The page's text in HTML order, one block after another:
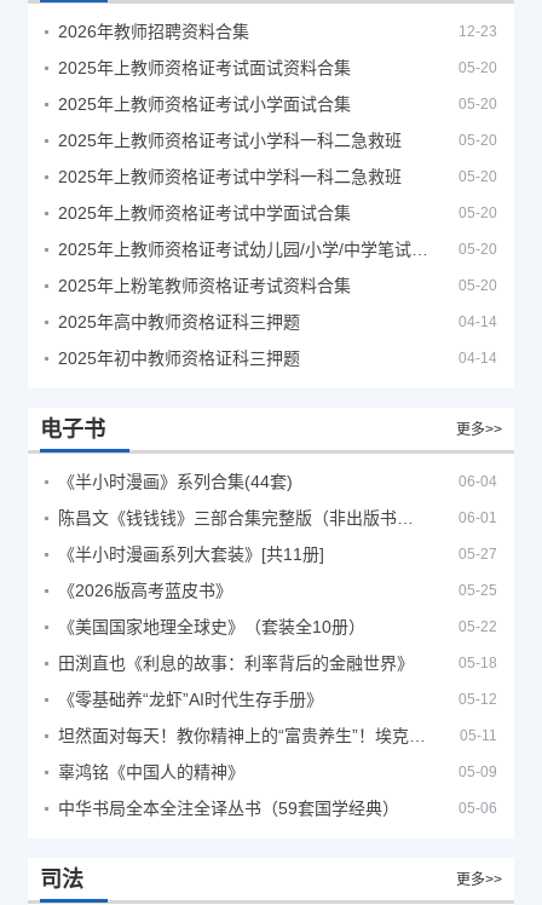
2026年教师招聘资料合集 12-23
2025年上教师资格证考试面试资料合集 05-20
2025年上教师资格证考试小学面试合集 05-20
2025年上教师资格证考试小学科一科二急救班 05-20
2025年上教师资格证考试中学科一科二急救班 05-20
2025年上教师资格证考试中学面试合集 05-20
05-20
2025年上粉笔教师资格证考试资料合集 05-20
2025年高中教师资格证科三押题 04-14
2025年初中教师资格证科三押题 04-14
电子书 更多>>
《半小时漫画》系列合集(44套) 06-04
06-01
《半小时漫画系列大套装》[共11册] 05-27
《2026版高考蓝皮书》 05-25
《美国国家地理全球史》（套装全10册） 05-22
田渕直也《利息的故事：利率背后的金融世界》 05-18
《零基础养“龙虾”AI时代生存手册》 05-12
05-11
辜鸿铭《中国人的精神》 05-09
中华书局全本全注全译丛书（59套国学经典） 05-06
司法 更多>>